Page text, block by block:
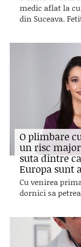
medic aflat la
din Suceava.
O plimbare
un risc
suta dintre
Europa sunt
Cu venirea
dornici sa